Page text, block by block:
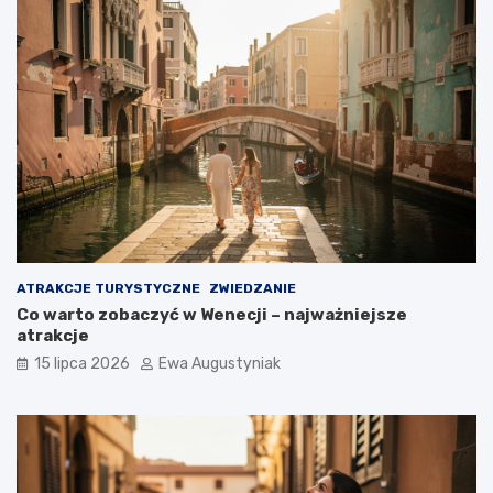
ATRAKCJE TURYSTYCZNE ZWIEDZANIE
Co warto zobaczyć w Wenecji – najważniejsze
atrakcje
15 lipca 2026 Ewa Augustyniak